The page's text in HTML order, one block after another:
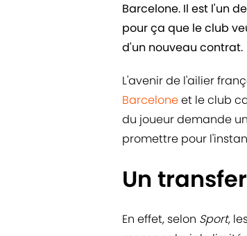
Barcelone. Il est l'un
pour ça que le club
d'un nouveau contrat.
L'avenir de l'ailier
Barceloneet le club
du joueur demande
promettre pour
Un
En effet, selon Sport,